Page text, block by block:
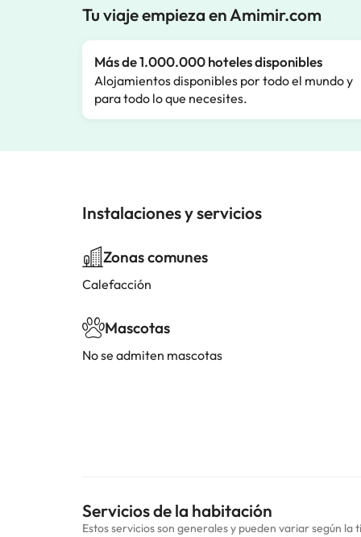
Tu viaje empieza en Amimir.com
Más de 1.000.000 hoteles disponibles
Alojamientos disponibles por todo el mundo y
para todo lo que necesites.
Instalaciones y servicios
Zonas comunes
Calefacción
Mascotas
No se admiten mascotas
Servicios de la habitación
Estos servicios son generales y pueden variar según la